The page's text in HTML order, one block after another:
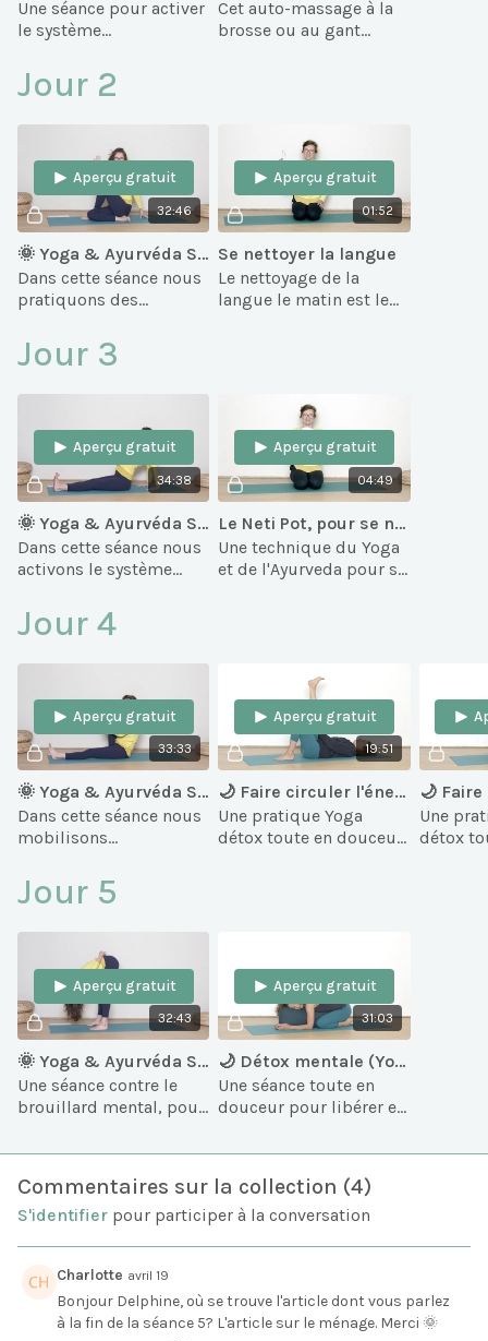
Une séance pour activer
le système
en charge l'élimination
des toxines.
Cet auto-massage à la
brosse ou au gant
Jour 2
32:46
Aperçu gratuit
🌞 Yoga & Ayurvéda Spécial Printemps 2/5: Détox du système digestif
Dans cette séance nous
pratiquons des
spécifiques pour
réveiller la digestion et
01:52
Aperçu gratuit
Se nettoyer la langue
Le nettoyage de la
langue le matin est le
Jour 3
34:38
Aperçu gratuit
🌞 Yoga & Ayurvéda Spécial Printemps 3/5: Détox du système respiratoire
Dans cette séance nous
activons le système
limiter les rhumes et
allergies courants en
04:49
Aperçu gratuit
Le Neti Pot, pour se nettoyer le nez
Une technique du Yoga
et de l'Ayurveda pour se
Jour 4
33:33
Aperçu gratuit
🌞 Yoga & Ayurvéda Spécial Printemps 4/5: Mobiliser les articulations
Dans cette séance nous
mobilisons
chaque articulation du
corps, pour évacuer les
selon l'Ayurveda.
19:51
Aperçu gratuit
🌙 Faire circuler l'énergie dans le bas du corps (Yoga & Détox douce)
Une pratique Yoga
détox toute en douceur
Une
détox
Jour 5
32:43
Aperçu gratuit
🌞 Yoga & Ayurvéda Spécial Printemps 5/5: Détox du mental
Une séance contre le
brouillard mental, pour
concentration et
31:03
Aperçu gratuit
🌙 Détox mentale (Yoga & Détox douce)
Une séance toute en
douceur pour libérer et
Pour cela on prend le
temps de s'installer
dans chaque posture, et
le m...
Commentaires sur la collection (4)
S'identifier pour participer à la conversation
Charlotte avril 19
Bonjour Delphine, où se trouve l'article dont vous parlez
à la fin de la séance 5? L'article sur le ménage. Merci 🌞